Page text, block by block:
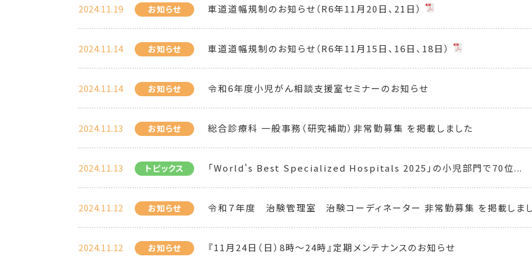
2024.11.19 お知らせ 車道道幅規制のお知らせ（R6年11月20日、21日）
2024.11.14 お知らせ 車道道幅規制のお知らせ（R6年11月15日、16日、18日）
2024.11.14 お知らせ 令和6年度小児がん相談支援室セミナーのお知らせ
2024.11.13 お知らせ 総合診療科 一般事務（研究補助）非常勤募集 を掲載しました
2024.11.13 トピックス 「World's Best Specialized Hospitals 2025」の小児部門で70位...
2024.11.12 お知らせ 令和７年度 治験管理室 治験コーディネーター 非常勤募集 を掲載しま
2024.11.12 お知らせ 『11月24日（日）8時～24時』定期メンテナンスのお知らせ